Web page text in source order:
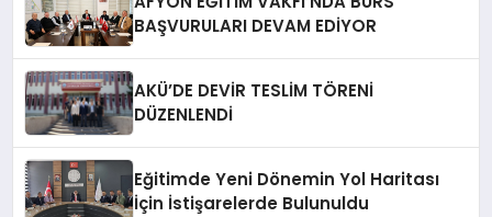
BAŞVURULARI DEVAM EDİYOR
AKÜ’DE DEVİR TESLİM TÖRENİ
DÜZENLENDİ
Eğitimde Yeni Dönemin Yol Haritası
İçin İstişarelerde Bulunuldu